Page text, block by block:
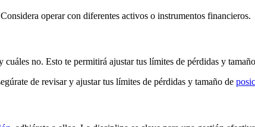
operar con diferentes activos o instrumentos financieros.
no. Esto te permitirá ajustar tus límites de pérdidas y
de revisar y ajustar tus límites de pérdidas y tamaño de